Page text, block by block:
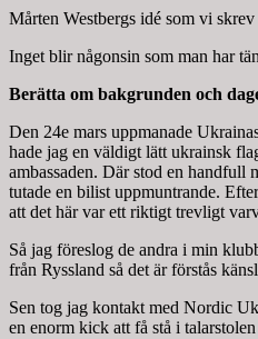
Mårten Westbergs idé som vi
Inget blir någonsin som man har
Berätta om bakgrunden och
Den 24e mars uppmanade
hade jag en väldigt lätt ukrainsk
ambassaden. Där stod en handfull
tutade en bilist uppmuntrande.
att det här var ett riktigt trevligt
Så jag föreslog de andra i min
från Ryssland så det är förstås
Sen tog jag kontakt med Nordic
en enorm kick att få stå i